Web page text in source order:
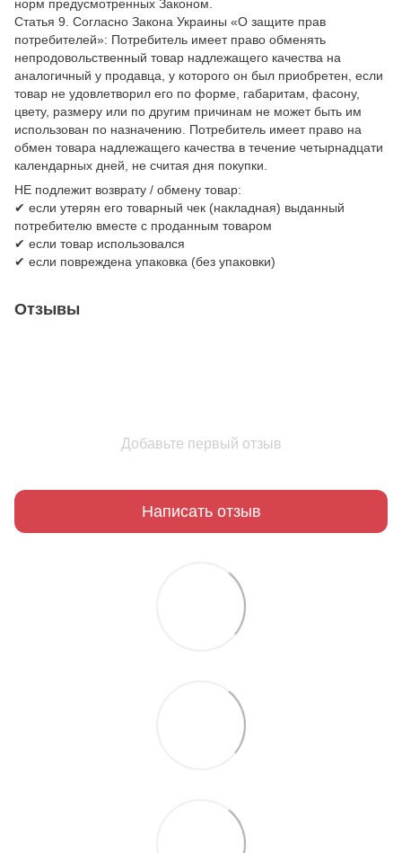
норм предусмотренных Законом.
Статья 9. Согласно Закона Украины «О защите прав
потребителей»: Потребитель имеет право обменять
непродовольственный товар надлежащего качества на
аналогичный у продавца, у которого он был приобретен, если
товар не удовлетворил его по форме, габаритам, фасону,
цвету, размеру или по другим причинам не может быть им
использован по назначению. Потребитель имеет право на
обмен товара надлежащего качества в течение четырнадцати
календарных дней, не считая дня покупки.
НЕ подлежит возврату / обмену товар:
✔ если утерян его товарный чек (накладная) выданный
потребителю вместе с проданным товаром
✔ если товар использовался
✔ если повреждена упаковка (без упаковки)
Отзывы
Добавьте первый отзыв
Написать отзыв